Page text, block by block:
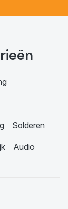
Solderen
Audio